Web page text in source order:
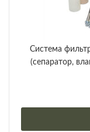
Система
(сепаратор,